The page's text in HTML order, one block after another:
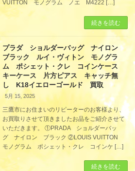
VUITTON モノグラム ノエ M4222 […]
続きを読む
プラダ ショルダーバッグ ナイロン
ブラック ルイ・ヴィトン モノグラ
ム ポシェット・クレ コインケース
キーケース 片方ピアス キャッチ無
し K18イエローゴールド 買取
5月 15, 2025
三鷹市にお住まいのリピーターのお客様より、
お買取りさせて頂きましたお品をご紹介させて
いただきます。 ①PRADA ショルダーバッ
グ ナイロン ブラック ②LOUIS VUITTON
モノグラム ポシェット・クレ コインケ […]
続きを読む